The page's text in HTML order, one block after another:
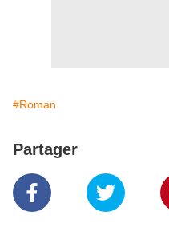
#Roman
Partager